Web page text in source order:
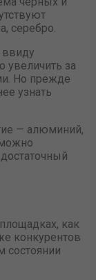
серебро.
ввиду
увеличить за
Но прежде
узнать
— алюминий,
как
конкурентов
состоянии